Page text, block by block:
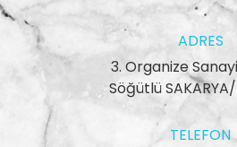
ADRES
3. Organize
Söğütlü SAKARYA/
TELEFON